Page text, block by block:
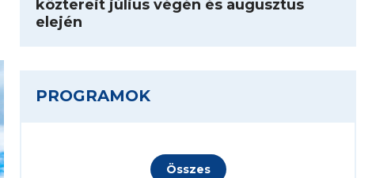
köztereit július végén és augusztus
elején
PROGRAMOK
Összes